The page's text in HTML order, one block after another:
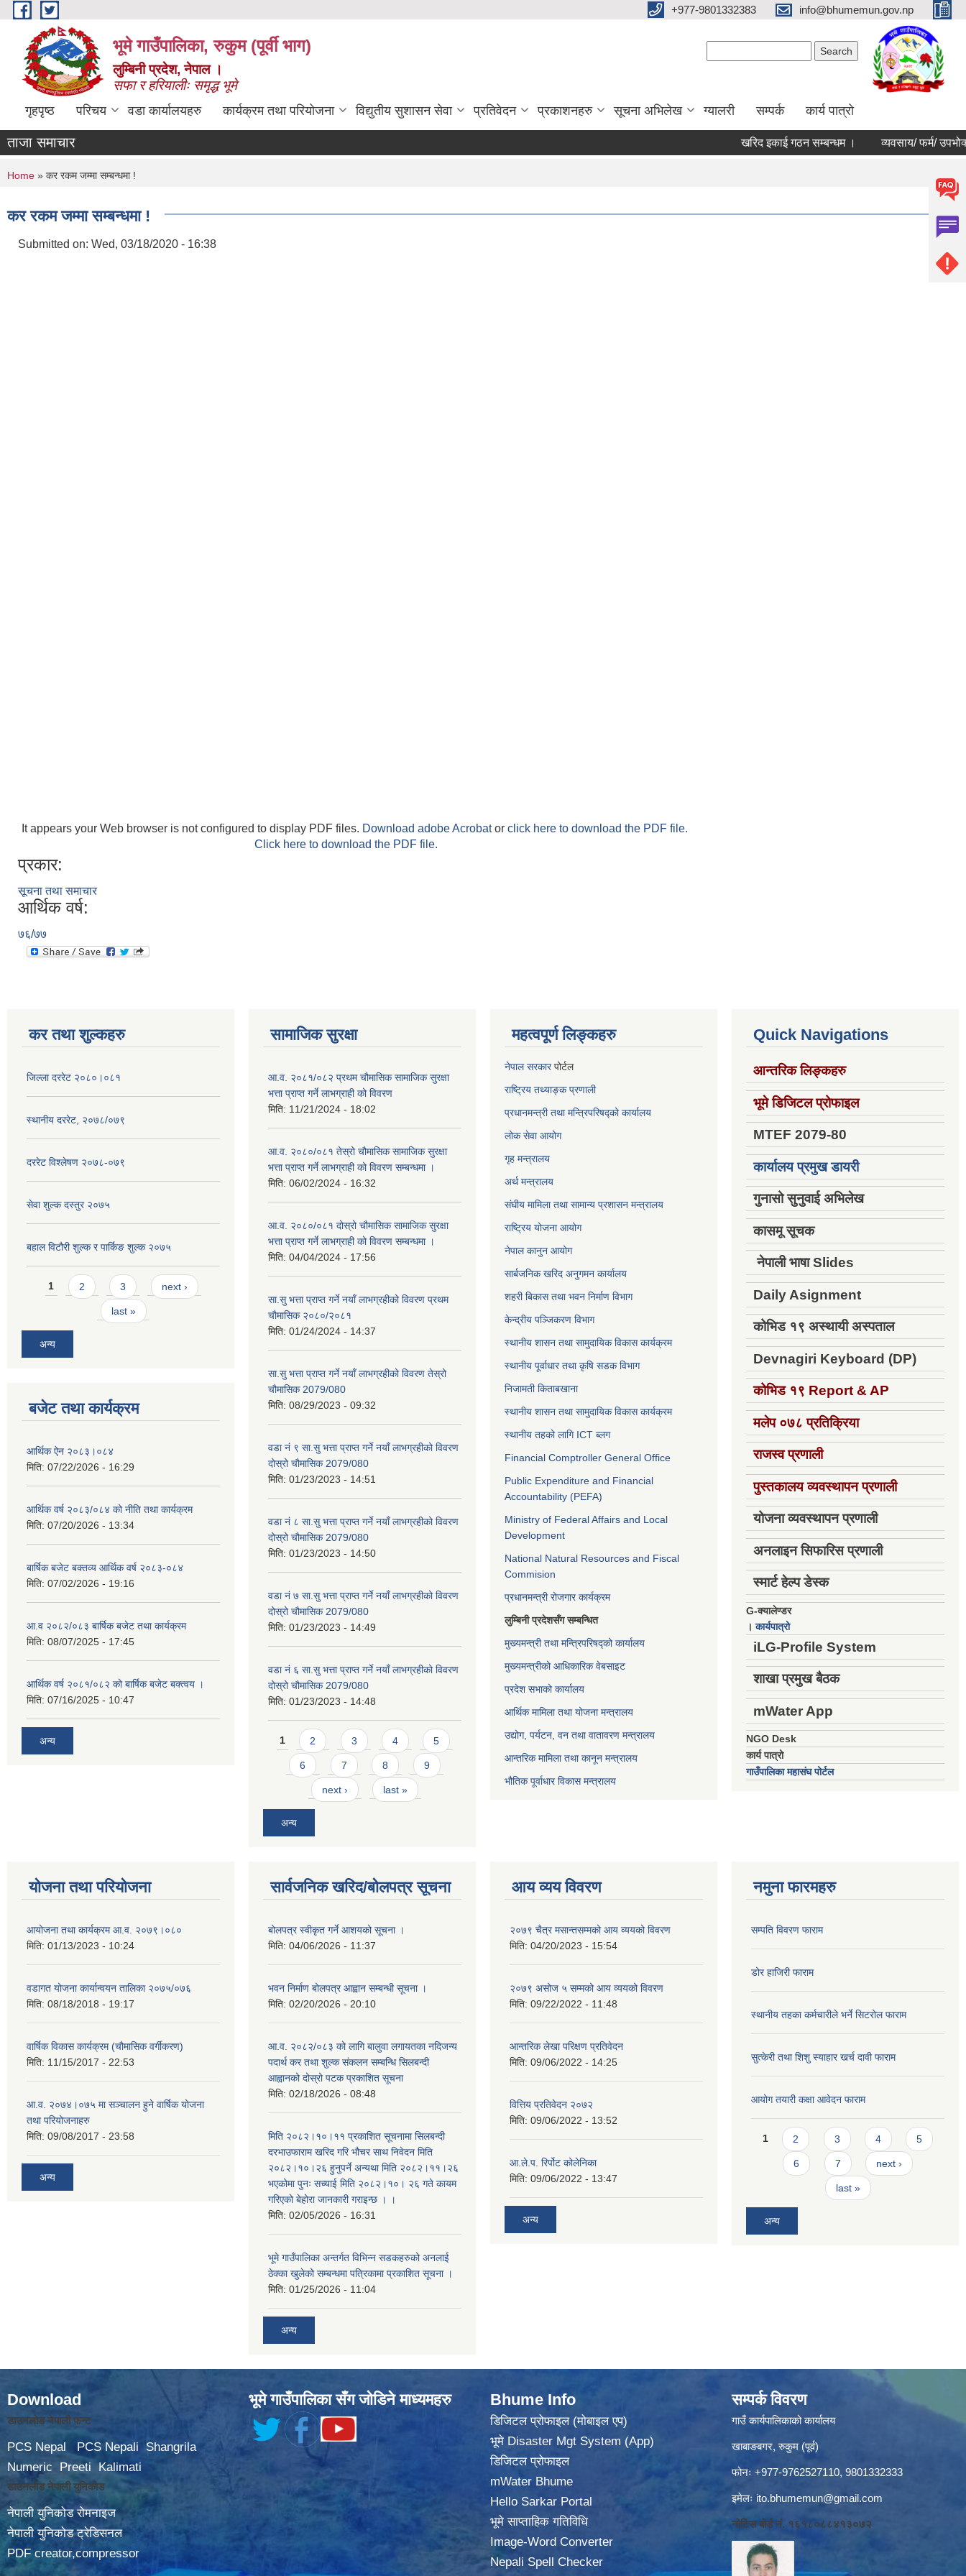
Skip to main content +977-9801332383 info@bhumemun.gov.np
भूमे गाउँपालिका, रुकुम (पूर्वी भाग)
लुम्बिनी प्रदेश, नेपाल ।
सफा र हरियालीः समृद्ध भूमे
गृहपृष्ठ परिचय वडा कार्यालयहरु कार्यक्रम तथा परियोजना विद्युतीय सुशासन सेवा प्रतिवेदन प्रकाशनहरु सूचना अभिलेख ग्यालरी सम्पर्क कार्य पात्रो
ताजा समाचार खरिद इकाई गठन सम्बन्धम । व्यवसाय/ फर्म/ उपभोक्ता /
You are here
Home » कर रकम जम्मा सम्बन्धमा !
कर रकम जम्मा सम्बन्धमा !
Submitted on: Wed, 03/18/2020 - 16:38
It appears your Web browser is not configured to display PDF files. Download adobe Acrobator click here to download the PDF file.
Click here to download the PDF file.
प्रकार:
सूचना तथा समाचार
आर्थिक वर्ष:
७६/७७
कर तथा शुल्कहरु
जिल्ला दररेट २०८०।०८१
स्थानीय दररेट, २०७८/०७९
दररेट विश्लेषण २०७८-०७९
सेवा शुल्क दस्तुर २०७५
बहाल विटौरी शुल्क र पार्किङ शुल्क २०७५
Pages
1 2 3 next ›
last »
अन्य
बजेट तथा कार्यक्रम
आर्थिक ऐन २०८३।०८४
मिति: 07/22/2026 - 16:29
आर्थिक वर्ष २०८३/०८४ को नीति तथा कार्यक्रम
मिति: 07/20/2026 - 13:34
बार्षिक बजेट बक्तव्य आर्थिक वर्ष २०८३-०८४
मिति: 07/02/2026 - 19:16
आ.व २०८२/०८३ बार्षिक बजेट तथा कार्यक्रम
मिति: 08/07/2025 - 17:45
आर्थिक वर्ष २०८१/०८२ को बार्षिक बजेट बक्त्वय ।
मिति: 07/16/2025 - 10:47
अन्य
सामाजिक सुरक्षा
आ.व. २०८१/०८२ प्रथम चौमासिक सामाजिक सुरक्षा
भत्ता प्राप्त गर्ने लाभग्राही को विवरण
मिति: 11/21/2024 - 18:02
आ.व. २०८०/०८१ तेस्रो चौमासिक सामाजिक सुरक्षा
भत्ता प्राप्त गर्ने लाभग्राही को विवरण सम्बन्धमा ।
मिति: 06/02/2024 - 16:32
आ.व. २०८०/०८१ दोस्रो चौमासिक सामाजिक सुरक्षा
भत्ता प्राप्त गर्ने लाभग्राही को विवरण सम्बन्धमा ।
मिति: 04/04/2024 - 17:56
सा.सु भत्ता प्राप्त गर्ने नयाँ लाभग्रहीको विवरण प्रथम
चौमासिक २०८०/२०८१
मिति: 01/24/2024 - 14:37
सा.सु भत्ता प्राप्त गर्ने नयाँ लाभग्रहीको विवरण तेस्रो
चौमासिक 2079/080
मिति: 08/29/2023 - 09:32
वडा नं ९ सा.सु भत्ता प्राप्त गर्ने नयाँ लाभग्रहीको विवरण
दोस्रो चौमासिक 2079/080
मिति: 01/23/2023 - 14:51
वडा नं ८ सा.सु भत्ता प्राप्त गर्ने नयाँ लाभग्रहीको विवरण
दोस्रो चौमासिक 2079/080
मिति: 01/23/2023 - 14:50
वडा नं ७ सा.सु भत्ता प्राप्त गर्ने नयाँ लाभग्रहीको विवरण
दोस्रो चौमासिक 2079/080
मिति: 01/23/2023 - 14:49
वडा नं ६ सा.सु भत्ता प्राप्त गर्ने नयाँ लाभग्रहीको विवरण
दोस्रो चौमासिक 2079/080
मिति: 01/23/2023 - 14:48
Pages
1 2 3 4 5
6 7 8 9
next › last »
अन्य
महत्वपूर्ण लिङ्कहरु
नेपाल सरकारपोर्टल
राष्ट्रिय तथ्याङ्क प्रणाली
प्रधानमन्त्री तथा मन्त्रिपरिषद्को कार्यालय
लोक सेवाआयोग
गृह मन्त्रालय
अर्थ मन्त्रालय
संघीय मामिला तथा सामान्य प्रशासन मन्त्रालय
राष्ट्रिय योजना आयोग
नेपाल कानुन आयोग
सार्बजनिक खरिद अनुगमन कार्यालय
शहरी बिकास तथा भवन निर्माण विभाग
केन्द्रीय पञ्जिकरण विभाग
स्थानीय शासन तथा सामुदायिक विकास कार्यक्रम
स्थानीय पूर्वाधार तथा कृषि सडक विभाग
निजामती किताबखाना
स्थानीय शासन तथा सामुदायिक विकास कार्यक्रम
स्थानीय तहको लागि ICT ब्लग
Financial Comptroller General Office
Public Expenditure and Financial
Accountability (PEFA)
Ministry of Federal Affairs and Local
Development
National Natural Resources and Fiscal
Commision
प्रधानमन्त्री रोजगार कार्यक्रम
लुम्बिनी प्रदेशसँग सम्बन्धित
मुख्यमन्त्री तथा मन्त्रिपरिषद्को कार्यालय
मुख्यमन्त्रीको आधिकारिक वेबसाइट
प्रदेश सभाको कार्यालय
आर्थिक मामिला तथा योजना मन्त्रालय
उद्योग, पर्यटन, वन तथा वातावरण मन्त्रालय
आन्तरिक मामिला तथा कानून मन्त्रालय
भौतिक पूर्वाधार विकास मन्त्रालय
Quick Navigations
आन्तरिक लिङ्कहरु
भूमे डिजिटल प्रोफाइल
MTEF 2079-80
कार्यालय प्रमुख डायरी
गुनासो सुनुवाई अभिलेख
कासमू सूचक
नेपाली भाषा Slides
Daily Asignment
कोभिड १९ अस्थायी अस्पताल
Devnagiri Keyboard (DP)
कोभिड १९ Report & AP
मलेप ०७८ प्रतिक्रिया
राजस्व प्रणाली
पुस्तकालय व्यवस्थापन प्रणाली
योजना व्यवस्थापन प्रणाली
अनलाइन सिफारिस प्रणाली
स्मार्ट हेल्प डेस्क
G-क्यालेण्डर
।कार्यपात्रो
iLG-Profile System
शाखा प्रमुख बैठक
mWater App
NGO Desk
कार्य पात्रो
गाउँपालिका महासंघ पोर्टल
योजना तथा परियोजना
आयोजना तथा कार्यक्रम आ.व. २०७९।०८०
मिति: 01/13/2023 - 10:24
वडागत योजना कार्यान्वयन तालिका २०७५/०७६
मिति: 08/18/2018 - 19:17
वार्षिक विकास कार्यक्रम (चौमासिक वर्गीकरण)
मिति: 11/15/2017 - 22:53
आ.व. २०७४।०७५ मा सञ्चालन हुने वार्षिक योजना
तथा परियोजनाहरु
मिति: 09/08/2017 - 23:58
अन्य
सार्वजनिक खरिद/बोलपत्र सूचना
बोलपत्र स्वीकृत गर्ने आशयको सूचना ।
मिति: 04/06/2026 - 11:37
भवन निर्माण बोलपत्र आह्वान सम्बन्धी सूचना ।
मिति: 02/20/2026 - 20:10
आ.व. २०८२/०८३ को लागि बालुवा लगायतका नदिजन्य
पदार्थ कर तथा शुल्क संकलन सम्बन्धि सिलबन्दी
आह्वानको दोस्रो पटक प्रकाशित सूचना
मिति: 02/18/2026 - 08:48
मिति २०८२।१०।११ प्रकाशित सूचनामा सिलबन्दी
दरभाउफाराम खरिद गरि भौचर साथ निवेदन मिति
२०८२।१०।२६ हुनुपर्ने अन्यथा मिति २०८२।११।२६
भएकोमा पुनः सच्याई मिति २०८२।१०। २६ गते कायम
गरिएको बेहोरा जानकारी गराइन्छ । ।
मिति: 02/05/2026 - 16:31
भूमे गाउँपालिका अन्तर्गत विभिन्न सडकहरुको अनलाई
ठेक्का खुलेको सम्बन्धमा पत्रिकामा प्रकाशित सूचना ।
मिति: 01/25/2026 - 11:04
अन्य
आय व्यय विवरण
२०७९ चैत्र मसान्तसम्मको आय व्ययको विवरण
मिति: 04/20/2023 - 15:54
२०७९ असोज ५ सम्मको आय व्ययको विवरण
मिति: 09/22/2022 - 11:48
आन्तरिक लेखा परिक्षण प्रतिवेदन
मिति: 09/06/2022 - 14:25
वित्तिय प्रतिवेदन २०७२
मिति: 09/06/2022 - 13:52
आ.ले.प. रिर्पोट कोलेनिका
मिति: 09/06/2022 - 13:47
अन्य
नमुना फारमहरु
सम्पति विवरण फाराम
डोर हाजिरी फाराम
स्थानीय तहका कर्मचारीले भर्ने सिटरोल फाराम
सुत्केरी तथा शिशु स्याहार खर्च दावी फाराम
आयोग तयारी कक्षा आवेदन फाराम
Pages
1 2 3 4 5
6 7 next ›
last »
अन्य
Download
डाउनलोड नेपाली फन्ट
PCS Nepal PCS Nepali
Shangrila
Numeric
Preeti Kalimati
डाउनलोड नेपाली युनिकोड
नेपाली युनिकोड रोमनाइज
नेपाली युनिकोड ट्रेडिसनल
PDF creator,compressor
भूमे गाउँपालिका सँग जोडिने माध्यमहरु Bhume Info
डिजिटल प्रोफाइल (मोबाइल एप)
भूमे Disaster Mgt System (App)
डिजिटल प्रोफाइल
mWater Bhume
Hello Sarkar Portal
भूमे साप्ताहिक गतिविधि
Image-Word Converter
Nepali Spell Checker
सम्पर्क विवरण
गाउँ कार्यपालिकाको कार्यालय
खाबाङबगर, रुकुम (पूर्व)
फोनः +977-9762527110, 9801332333
इमेलः ito.bhumemun@gmail.com
नोटिस बोर्ड नं. १६१८०८८४१३०७२